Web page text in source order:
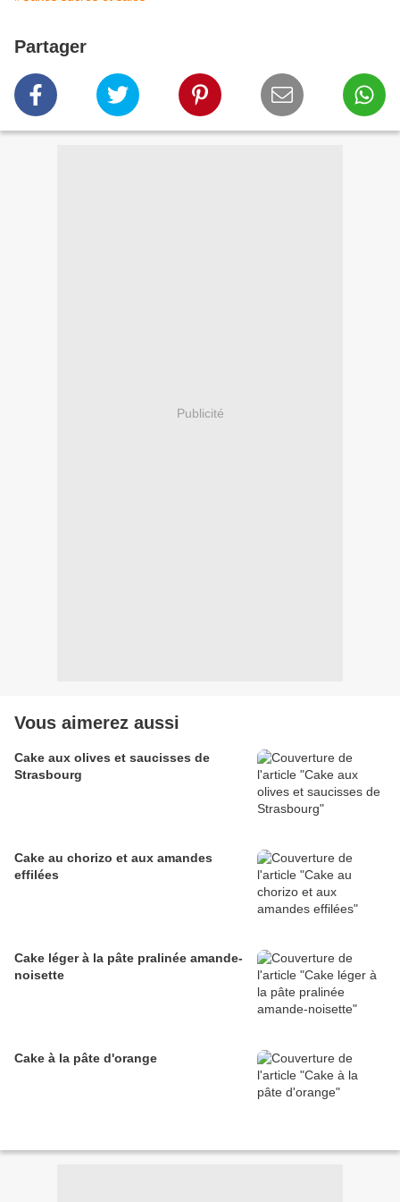
Partager
Publicité
Vous aimerez aussi
Cake aux olives et saucisses de
Strasbourg
Cake au chorizo et aux amandes
effilées
Cake léger à la pâte pralinée amande-
noisette
Cake à la pâte d'orange